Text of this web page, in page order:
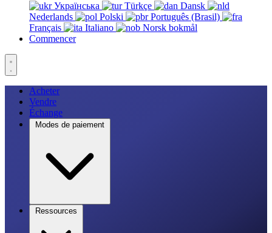
Українська
Türkçe
Dansk
Nederlands
Polski
Português (Brasil)
Français
Italiano
Norsk bokmål
Commencer
Acheter
Vendre
Échange
Modes de paiement
Ressources